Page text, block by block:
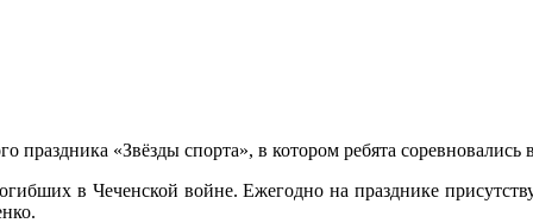
«Звёзды спорта», в котором ребята
в Чеченской войне. Ежегодно на празднике